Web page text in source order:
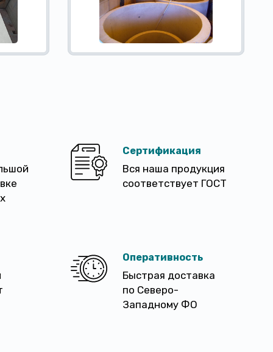
Сертификация
Вся наша продукция
соответствует ГОСТ
Оперативность
Быстрая доставка
по Северо-
Западному ФО